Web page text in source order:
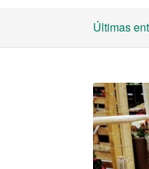
Últimas